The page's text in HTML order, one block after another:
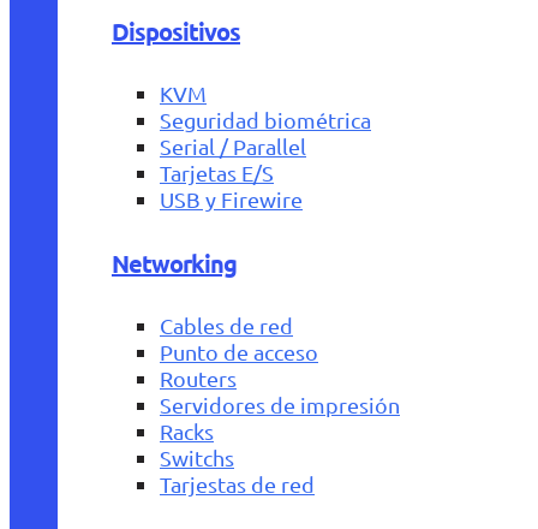
Dispositivos
KVM
Seguridad biométrica
Serial / Parallel
Tarjetas E/S
USB y Firewire
Networking
Cables de red
Punto de acceso
Routers
Servidores de impresión
Racks
Switchs
Tarjestas de red